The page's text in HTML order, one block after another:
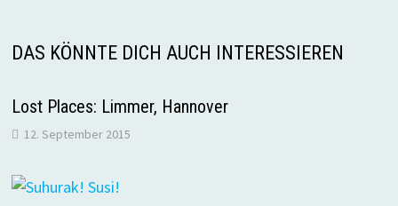
DAS KÖNNTE DICH AUCH INTERESSIEREN
Lost Places: Limmer, Hannover
12. September 2015